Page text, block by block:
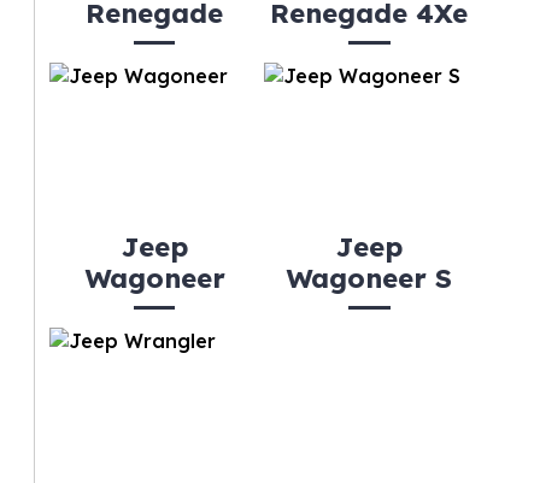
Renegade
Renegade 4Xe
Jeep
Wagoneer
Jeep
Wagoneer S